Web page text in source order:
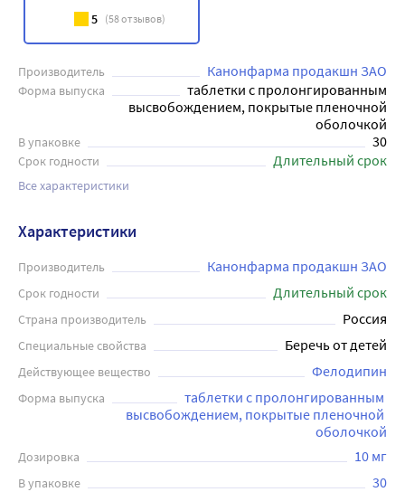
5 (58отзывов)
Производитель Канонфарма продакшн ЗАО
Форма выпуска
таблетки с пролонгированным
высвобождением, покрытые пленочной
оболочкой
В упаковке 30
Срок годности Длительный срок
Все характеристики
Характеристики
Производитель Канонфарма продакшн ЗАО
Срок годности Длительный срок
Страна производитель Россия
Специальные свойства Беречь от детей
Действующее вещество Фелодипин
Форма выпуска
таблетки с пролонгированным
высвобождением, покрытые пленочной
оболочкой
Дозировка 10 мг
В упаковке 30